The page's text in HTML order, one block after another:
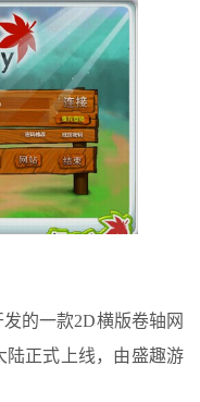
的一款2D横版卷轴网
陆正式上线，由盛趣游